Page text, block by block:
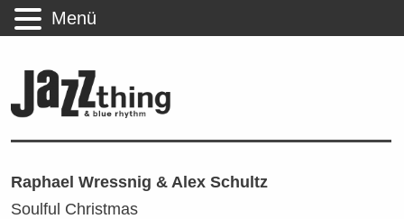
Raphael Wressnig & Alex Schultz
Soulful Christmas
Menü